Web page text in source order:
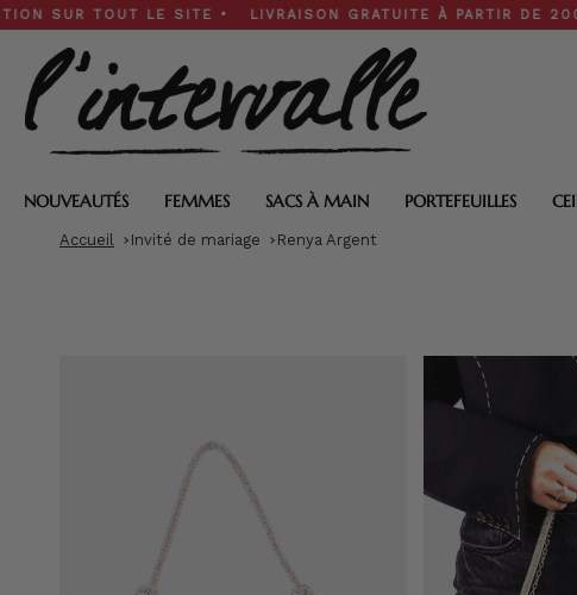
Skip
to
content
LE SITE • LIVRAISON GRATUITE À PARTIR DE 200 $ •
NOUVEAUTÉS FEMMES SACS À MAIN PORTEFEUILLES
Accueil Invité de mariage Renya Argent